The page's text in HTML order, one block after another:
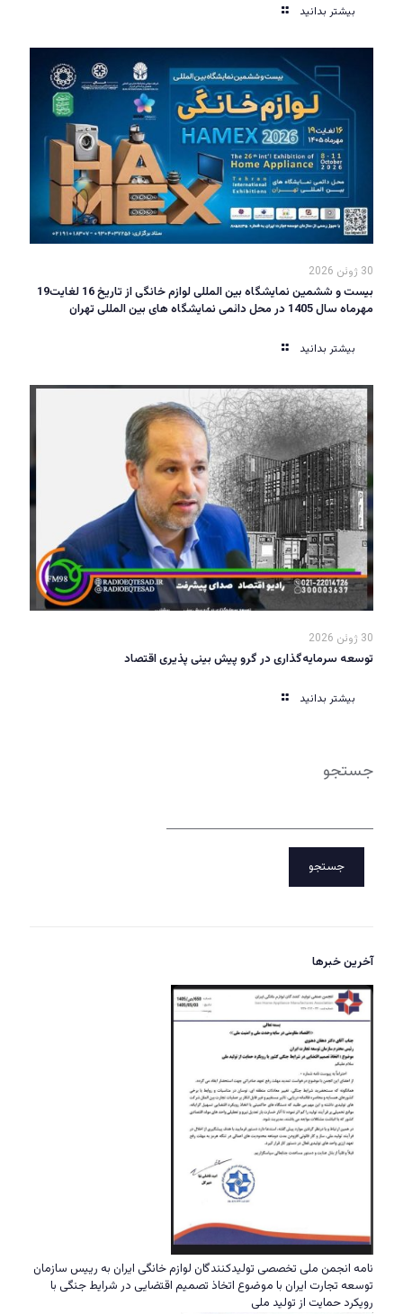
بیشتر بدانید
30 ژوئن 2026
بیست و ششمین نمایشگاه بین المللی لوازم خانگی از تاریخ 16 لغایت19
مهرماه سال 1405 در محل دائمی نمایشگاه های بین المللی تهران
بیشتر بدانید
30 ژوئن 2026
توسعه سرمایه‌گذاری در گرو پیش بینی پذیری اقتصاد
بیشتر بدانید
جستجو
جستجو
آخرین خبرها
نامه انجمن ملی تخصصی تولیدکنندگان لوازم خانگی ایران به رییس سازمان
توسعه تجارت ایران با موضوع اتخاذ تصمیم اقتضایی در شرایط جنگی با
رویکرد حمایت از تولید ملی